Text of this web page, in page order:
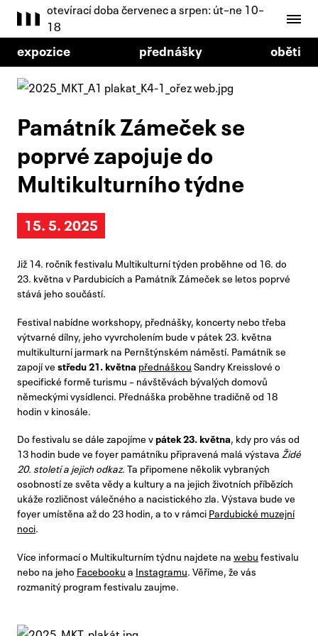
otevírací doba červenec a srpen: út–ne 10–
18
expozice přednášky oběti
Památník Zámeček se
poprvé zapojuje do
Multikulturního týdne
15. 5. 2025
Již 14. ročník festivalu Multikulturní týden proběhne od 16. do
23. května v Pardubicích a Památník Zámeček se letos poprvé
stává jeho součástí.
Festival nabídne workshopy, přednášky, koncerty nebo třeba
výtvarné dílny, jeho vyvrcholením bude v pátek 23. května
multikulturní jarmark na Pernštýnském náměstí. Památník se
zapojí ve středu 21. května přednáškou Sandry Kreisslové o
specifické formě turismu – návštěvách bývalých domovů
německými vysídlenci. Přednáška proběhne tradičně od 18
hodin v kinosále.
Do festivalu se dále zapojíme v pátek 23. května, kdy pro vás od
13 hodin bude ve foyer památníku připravená malá výstava Židé
20. století a jejich odkaz. Ta připomene několik vybraných
osobností ze světa vědy a kultury a na jejich životních příbězích
ukáže rozličnost válečného a nacistického zla. Výstava bude ve
foyer umístěna až do 23 hodin, a to v rámci Pardubické muzejní
noci.
Více informací o Multikulturním týdnu najdete na webu festivalu
nebo na jeho Facebooku a Instagramu . Věříme, že vás
rozmanitý program festivalu zaujme.